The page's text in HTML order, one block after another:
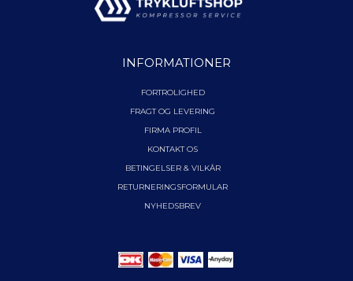
INFORMATIONER
FORTROLIGHED
FRAGT OG LEVERING
FIRMA PROFIL
KONTAKT OS
BETINGELSER & VILKÅR
RETURNERINGSFORMULAR
NYHEDSBREV